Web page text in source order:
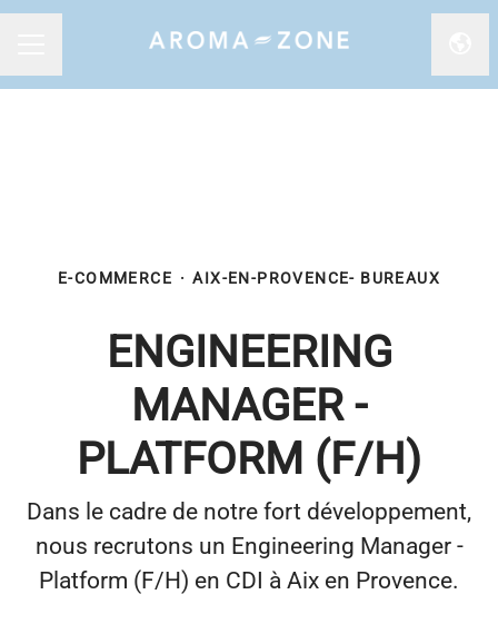
E-COMMERCE · AIX-EN-PROVENCE- BUREAUX
ENGINEERING
MANAGER -
PLATFORM (F/H)
Dans le cadre de notre fort développement,
nous recrutons un Engineering Manager -
Platform (F/H) en CDI à Aix en Provence.